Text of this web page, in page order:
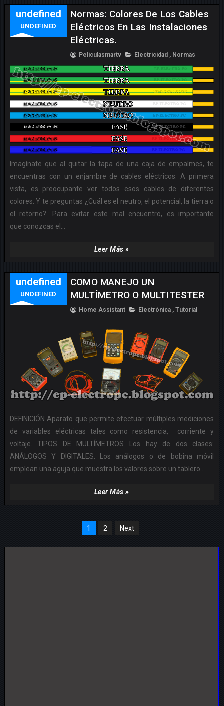
undefined
UNDEFINED
Normas: Colores De Los Cables
Eléctricos En Las Instalaciones
Eléctricas.
Peliculasmartv Electricidad , Normas
Imagínate que al quitar la tapa de una caja de empalmes, te
encuentras con un enjambre de cables eléctricos. A primera
vista, es preocupante ver todos esos cables de diferentes
colores. Y te preguntas ¿Cuál es el neutro, el potencial, la tierra o
el retorno?. Para evitar este mal encuentro, es importante
que conozcas el...
Leer Más »
undefined
UNDEFINED
COMO MANEJO UN
MULTÍMETRO O MULTITESTER
Home Assistant Electrónica , Tutorial
DEFINICIÓN Aparato que permite efectuar múltiples mediciones
de variables eléctricas tales como resistencia, corriente y
voltaje. TIPOS DE MULTÍMETROS Los hay de dos clases:
ANÁLOGOS Y DIGITALES. Los análogos o de bobina móvil
emplean una aguja que muestra los valores sobre un tablero...
Leer Más »
1 2 Next